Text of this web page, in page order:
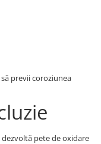
previi coroziunea
pete de oxidare